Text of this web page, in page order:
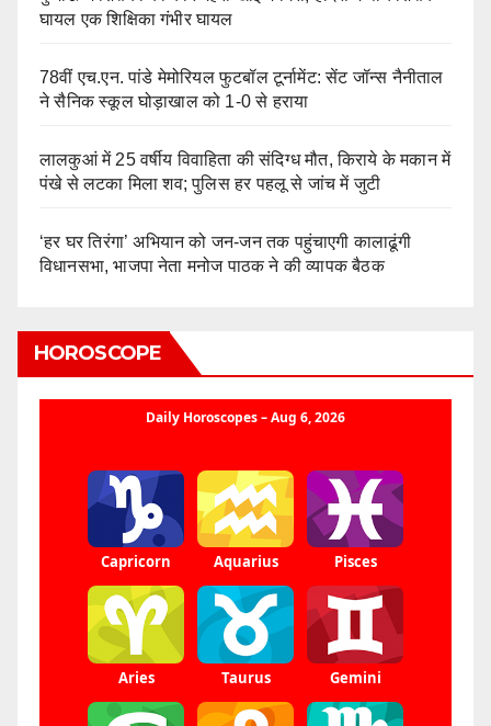
घायल एक शिक्षिका गंभीर घायल
78वीं एच.एन. पांडे मेमोरियल फुटबॉल टूर्नामेंट: सेंट जॉन्स नैनीताल
ने सैनिक स्कूल घोड़ाखाल को 1-0 से हराया
लालकुआं में 25 वर्षीय विवाहिता की संदिग्ध मौत, किराये के मकान में
पंखे से लटका मिला शव; पुलिस हर पहलू से जांच में जुटी
‘हर घर तिरंगा’ अभियान को जन-जन तक पहुंचाएगी कालाढूंगी
विधानसभा, भाजपा नेता मनोज पाठक ने की व्यापक बैठक
HOROSCOPE